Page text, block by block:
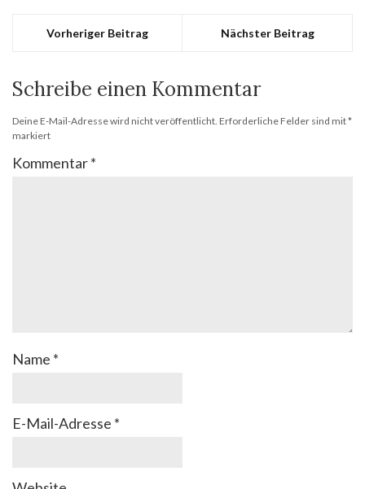
Vorheriger Beitrag Nächster Beitrag
Schreibe einen Kommentar
Deine E-Mail-Adresse wird nicht veröffentlicht. Erforderliche Felder sind mit*
markiert
Kommentar*
Name *
E-Mail-Adresse *